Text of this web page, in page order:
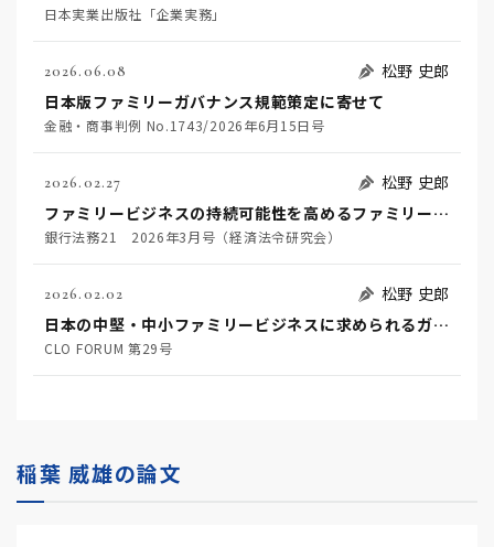
日本実業出版社「企業実務」
2026.06.08
松野 史郎
日本版ファミリーガバナンス規範策定に寄せて
金融・商事判例 No.1743/2026年6月15日号
2026.02.27
松野 史郎
ファミリービジネスの持続可能性を高めるファミリーガバナンスと金融機関に期待される役割
銀行法務21 2026年3月号（経済法令研究会）
2026.02.02
松野 史郎
日本の中堅・中小ファミリービジネスに求められるガバナンスに関する一考察
CLO FORUM 第29号
稲葉 威雄の論文